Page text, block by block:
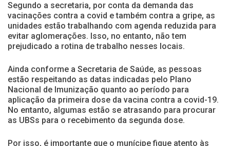
Segundo a secretaria, por conta da demanda das
vacinações contra a covid e também contra a gripe, as
unidades estão trabalhando com agenda reduzida para
evitar aglomerações. Isso, no entanto, não tem
prejudicado a rotina de trabalho nesses locais.
Ainda conforme a Secretaria de Saúde, as pessoas
estão respeitando as datas indicadas pelo Plano
Nacional de Imunização quanto ao período para
aplicação da primeira dose da vacina contra a covid-19.
No entanto, algumas estão se atrasando para procurar
as UBSs para o recebimento da segunda dose.
Por isso, é importante que o munícipe fique atento às